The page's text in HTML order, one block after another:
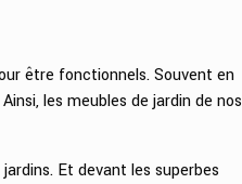
être fonctionnels. Souvent en
les meubles de jardin de nos
Et devant les superbes